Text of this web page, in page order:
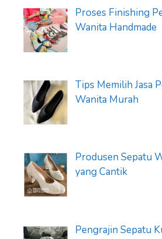
Proses Finishing
Wanita Handmade
Tips Memilih Jasa
Wanita Murah
Produsen Sepatu
yang Cantik
Pengrajin Sepatu